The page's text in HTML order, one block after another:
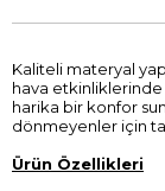
Kaliteli materyal
hava etkinliklerinde
harika bir konfor
dönmeyenler için
Ürün Özellikleri